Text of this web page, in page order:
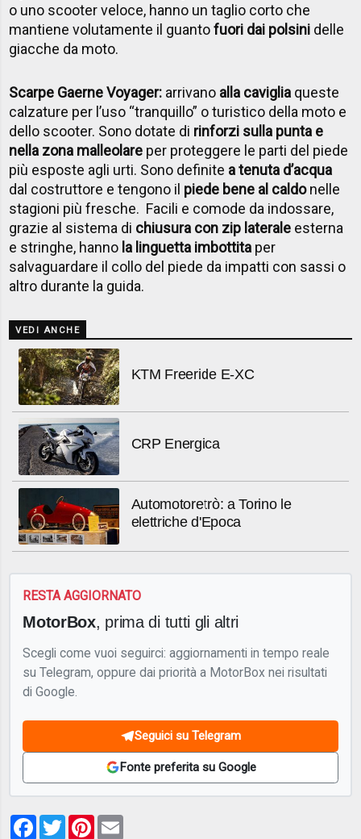
o uno scooter veloce, hanno un taglio corto che
mantiene volutamente il guantofuori dai polsini delle
giacche da moto.
Scarpe Gaerne Voyager: arrivano alla caviglia queste
calzature per l’uso “tranquillo” o turistico della moto e
dello scooter. Sono dotate di rinforzi sulla punta e
nella zona malleolare per proteggere le parti del piede
più esposte agli urti. Sono definite a tenuta d’acqua
dal costruttore e tengono il piede bene al caldonelle
stagioni più fresche. Facili e comode da indossare,
grazie al sistema di chiusura con zip laterale esterna
e stringhe, hanno la linguetta imbottita per
salvaguardare il collo del piede da impatti con sassi o
altro durante la guida.
VEDI ANCHE
KTM Freeride E-XC
CRP Energica
Automotoretrò: a Torino le
elettriche d'Epoca
RESTA AGGIORNATO
MotorBox, prima di tutti gli altri
Scegli come vuoi seguirci: aggiornamenti in tempo reale
su Telegram, oppure dai priorità a MotorBox nei risultati
di Google.
Seguici su Telegram
Fonte preferita su Google
Facebook
TwitterPinterest